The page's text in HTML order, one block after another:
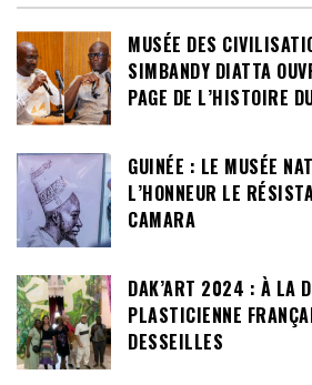
MUSÉE DES
SIMBANDY DIATTA
PAGE DE L’HISTOIRE
GUINÉE : LE MUSÉE
L’HONNEUR LE
CAMARA
DAK’ART 2024 : À LA
PLASTICIENNE
DESSEILLES